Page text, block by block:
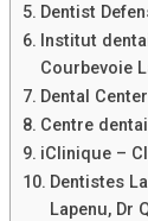
Dentist
Institut
Courbevoie
Dental
Centre
iClinique –
Dentistes
Lapenu, Dr
offres
personnalisés.